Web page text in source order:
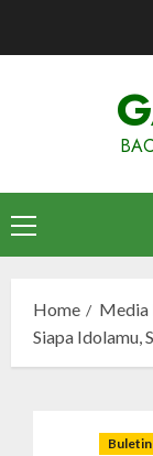
Primary
Menu
Home
Siapa Idolamu,